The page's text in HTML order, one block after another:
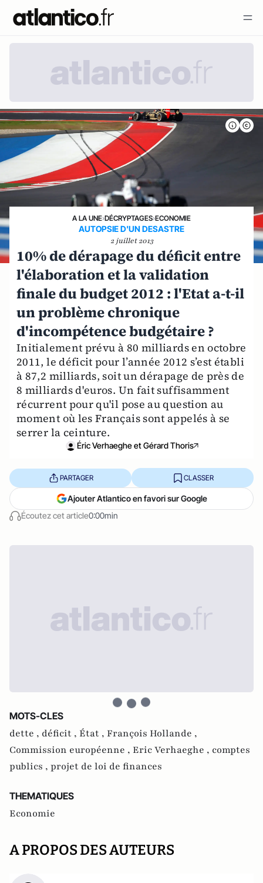
A LA UNE›DÉCRYPTAGES›ECONOMIE
AUTOPSIE D'UN DESASTRE
2 juillet 2013
10% de dérapage du déficit entre
l'élaboration et la validation
finale du budget 2012 : l'Etat a-t-il
un problème chronique
d'incompétence budgétaire ?
Initialement prévu à 80 milliards en octobre
2011, le déficit pour l’année 2012 s’est établi
à 87,2 milliards, soit un dérapage de près de
8 milliards d'euros. Un fait suffisamment
récurrent pour qu'il pose au question au
moment où les Français sont appelés à se
serrer la ceinture.
Éric Verhaeghe et Gérard Thoris
Écoutez cet article0:00min
PARTAGER CLASSER
Ajouter Atlantico en favori sur Google
MOTS-CLES
dette , déficit , État , François Hollande ,
Commission européenne , Eric Verhaeghe , comptes
publics , projet de loi de finances
THEMATIQUES
Economie
A PROPOS DES AUTEURS